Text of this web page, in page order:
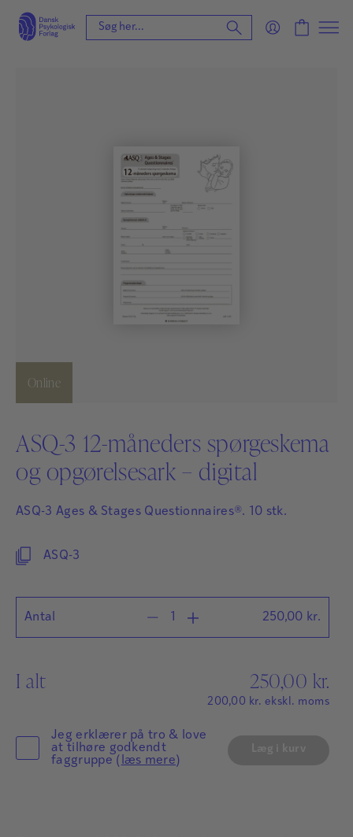
Online
ASQ-3 12-måneders spørgeskema
og opgørelsesark – digital
ASQ-3 Ages & Stages Questionnaires®. 10 stk.
ASQ-3
Antal 250,00 kr.
I alt 250,00 kr.
200,00 kr. ekskl. moms
Jeg erklærer på tro & love
at tilhøre godkendt
faggruppe ( læs mere)